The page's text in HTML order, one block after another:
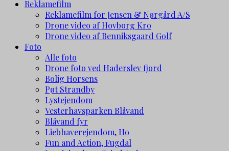
Reklamefilm
Reklamefilm for Jensen & Nørgård A/S
Drone video af Hovborg Kro
Drone video af Benniksgaard Golf
Foto
Alle foto
Drone foto ved Haderslev fjord
Bolig Horsens
Pøt Strandby
Lystejendom
Vesterhavsparken Blåvand
Blåvand fyr
Liebhaverejendom, Ho
Fun and Action, Fugdal